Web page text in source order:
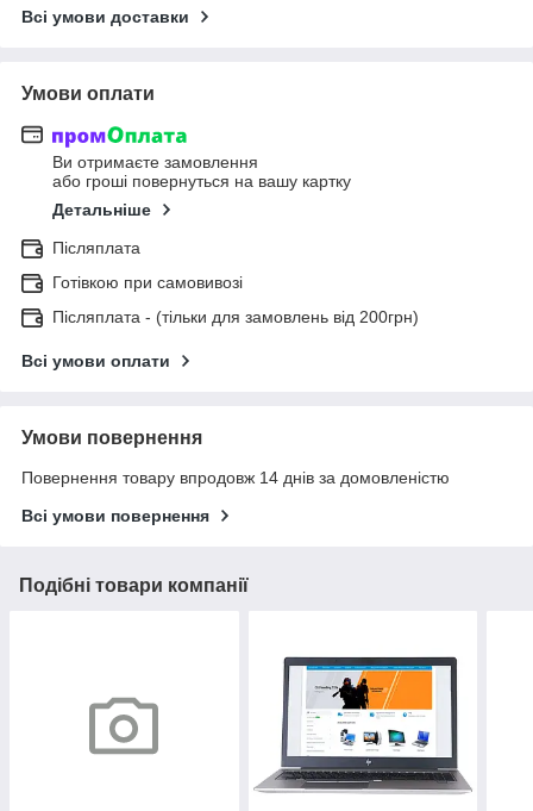
Всі умови доставки
Умови оплати
Ви отримаєте замовлення
або гроші повернуться на вашу картку
Детальніше
Післяплата
Готівкою при самовивозі
Післяплата - (тільки для замовлень від 200грн)
Всі умови оплати
Умови повернення
Повернення товару впродовж 14 днів за домовленістю
Всі умови повернення
Подібні товари компанії